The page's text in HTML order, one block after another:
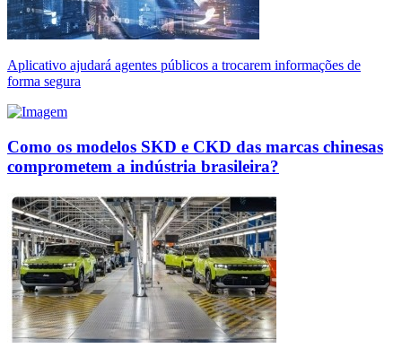
Aplicativo ajudará agentes públicos a trocarem informações de
forma segura
Como os modelos SKD e CKD das marcas chinesas
comprometem a indústria brasileira?